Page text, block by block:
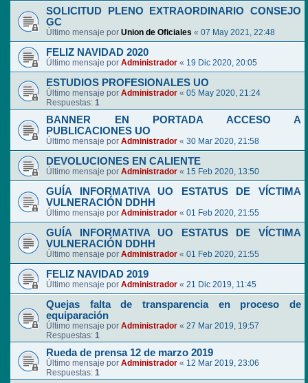
SOLICITUD PLENO EXTRAORDINARIO CONSEJO
GC
Último mensaje por Union de Oficiales « 07 May 2021, 22:48
FELIZ NAVIDAD 2020
Último mensaje por Administrador « 19 Dic 2020, 20:05
ESTUDIOS PROFESIONALES UO
Último mensaje por Administrador « 05 May 2020, 21:24
Respuestas: 1
BANNER EN PORTADA ACCESO A
PUBLICACIONES UO
Último mensaje por Administrador « 30 Mar 2020, 21:58
DEVOLUCIONES EN CALIENTE
Último mensaje por Administrador « 15 Feb 2020, 13:50
GUÍA INFORMATIVA UO ESTATUS DE VÍCTIMA
VULNERACIÓN DDHH
Último mensaje por Administrador « 01 Feb 2020, 21:55
GUÍA INFORMATIVA UO ESTATUS DE VÍCTIMA
VULNERACIÓN DDHH
Último mensaje por Administrador « 01 Feb 2020, 21:55
FELIZ NAVIDAD 2019
Último mensaje por Administrador « 21 Dic 2019, 11:45
Quejas falta de transparencia en proceso de
equiparación
Último mensaje por Administrador « 27 Mar 2019, 19:57
Respuestas: 1
Rueda de prensa 12 de marzo 2019
Último mensaje por Administrador « 12 Mar 2019, 23:06
Respuestas: 1